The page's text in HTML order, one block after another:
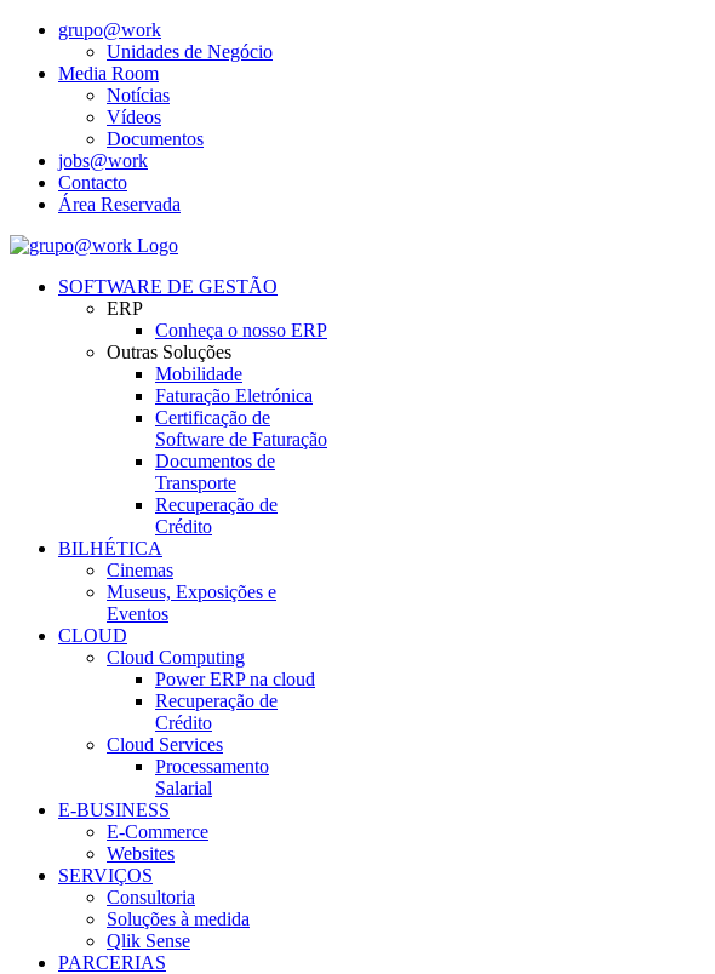
grupo@work
Unidades de Negócio
Media Room
Notícias
Vídeos
Documentos
jobs@work
Contacto
Área Reservada
SOFTWARE DE GESTÃO
ERP
Conheça o nosso ERP
Outras Soluções
Mobilidade
Faturação Eletrónica
Certificação de
Software de Faturação
Documentos de
Transporte
Recuperação de
Crédito
BILHÉTICA
Cinemas
Museus, Exposições e
Eventos
CLOUD
Cloud Computing
Power ERP na cloud
Recuperação de
Crédito
Cloud Services
Processamento
Salarial
E-BUSINESS
E-Commerce
Websites
SERVIÇOS
Consultoria
Soluções à medida
Qlik Sense
PARCERIAS